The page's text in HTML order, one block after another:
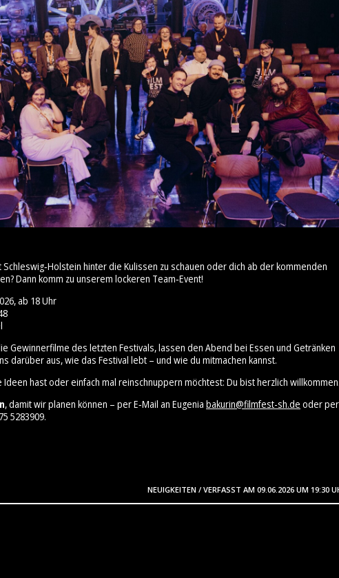
Schleswig‑Holstein hinter die Kulissen zu schauen oder dich ab der kommenden
Dann komm zu unserem lockeren Team‑Event!
ab 18 Uhr
Gewinnerfilme des letzten Festivals, lassen den Abend bei Essen und Getränken
darüber aus, wie das Festival lebt – und wie du mitmachen kannst.
Ideen hast oder einfach mal reinschnuppern möchtest: Du bist herzlich willkommen.
, damit wir planen können – per E‑Mail an Eugenia bakurin@filmfest-sh.de oder per
5283909⁩.
NEUIGKEITEN / VERFASST AM 09.06.2026 UM 19:30